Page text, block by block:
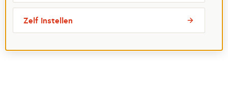
Zelf instellen